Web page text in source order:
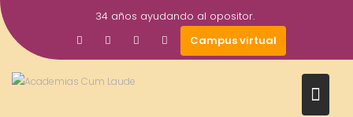
Saltar
al
contenido
34 años ayudando al opositor.
Campus virtual
Abr
2022